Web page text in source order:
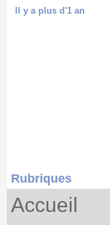
Il y a plus d'1 an
Rubriques
Accueil